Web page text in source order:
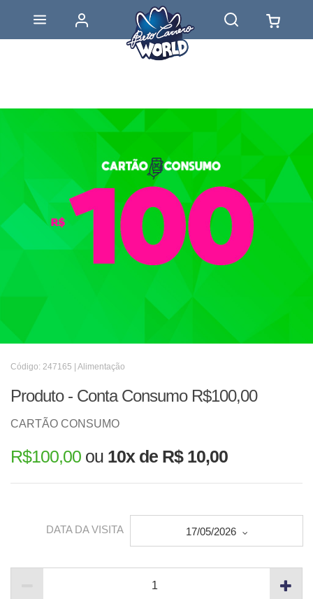
Código: 247165 | Alimentação
Produto - Conta Consumo R$100,00
CARTÃO CONSUMO
R$100,00 ou 10x de R$ 10,00
DATA DA VISITA 17/05/2026